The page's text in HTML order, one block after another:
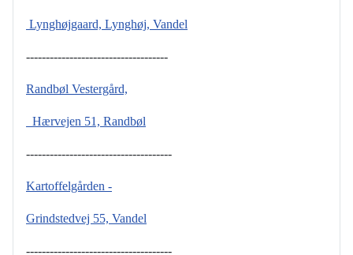
Lynghøjgaard, Lynghøj, Vandel
------------------------------------
Randbøl Vestergård,
Hærvejen 51, Randbøl
-------------------------------------
Kartoffelgården -
Grindstedvej 55, Vandel
-------------------------------------